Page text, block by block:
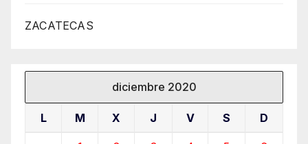
ZACATECAS
diciembre 2020
L M X J V S D